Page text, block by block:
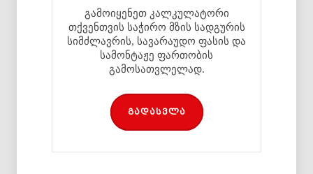
გამოიყენეთ კალკულატორი
თქვენთვის საჭირო მზის სადგურის
სიმძლავრის, სავარაუდო ფასის და
სამონტაჟე ფართობის
გამოსათვლელად.
გადასვლა